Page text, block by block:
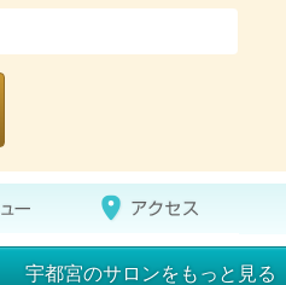
宇都宮のサロンをもっと見る